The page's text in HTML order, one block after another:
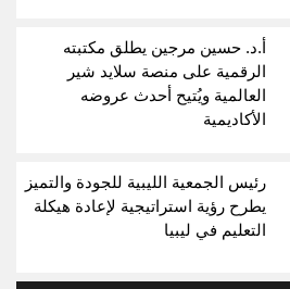
أ.د. حسين مرجين يطلق مكتبته
الرقمية على منصة سلايد شير
العالمية ويُتيح أحدث عروضه
الأكاديمية
رئيس الجمعية الليبية للجودة والتميز
يطرح رؤية استراتيجية لإعادة هيكلة
التعليم في ليبيا